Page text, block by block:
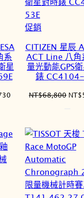
系
星
。NT$62,730。
促銷
商
品
CITIZEN 星辰
ACT Line 八角
量光動能GPS
錶
NT$68,800 原
NT$